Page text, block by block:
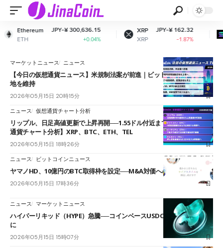
Ethereum
ETH
JPY-¥ 300,636.15
+0.04%
XRP
XRP
JPY-¥ 162.32
-1.87%
マーケットニュース ニュース
【今日の仮想通貨ニュース】米規制法案が前進｜ビットコインは反発余
地を維持
2026年05月15日 20時15分
ニュース 仮想通貨チャート分析
リップル、日足高値更新で上昇再開──1.55ドル付近まで上値余地【仮想
通貨チャート分析】XRP、BTC、ETH、TEL
2026年05月15日 18時26分
ニュース ビットコインニュース
ヤマノHD、10億円のBTC取得枠を設定──M&A対価への活用を検討開始
2026年05月15日 17時36分
ニュース マーケットニュース
ハイパーリキッド（HYPE）急騰──コインベースUSDC提携で45ドル台
に
2026年05月15日 15時07分